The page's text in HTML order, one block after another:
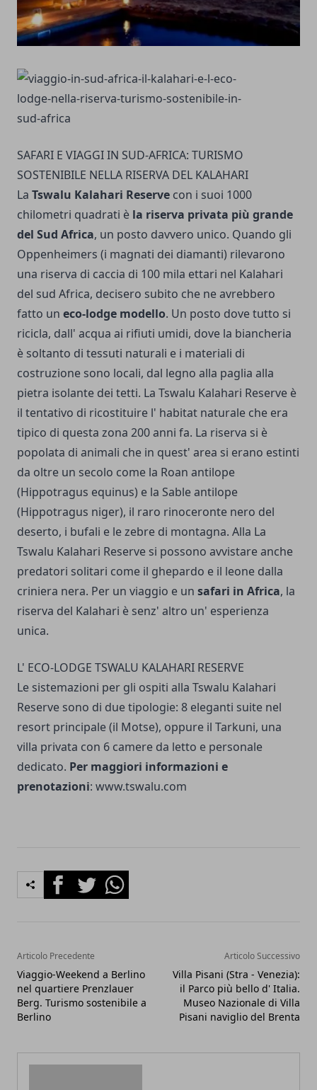
SAFARI E VIAGGI IN SUD-AFRICA: TURISMO
SOSTENIBILE NELLA RISERVA DEL KALAHARI
La Tswalu Kalahari Reserve con i suoi 1000
chilometri quadrati è la riserva privata più grande
del Sud Africa, un posto davvero unico. Quando gli
Oppenheimers (i magnati dei diamanti) rilevarono
una riserva di caccia di 100 mila ettari nel Kalahari
del sud Africa, decisero subito che ne avrebbero
fatto un eco-lodge modello. Un posto dove tutto si
ricicla, dall' acqua ai rifiuti umidi, dove la biancheria
è soltanto di tessuti naturali e i materiali di
costruzione sono locali, dal legno alla paglia alla
pietra isolante dei tetti. La Tswalu Kalahari Reserve è
il tentativo di ricostituire l' habitat naturale che era
tipico di questa zona 200 anni fa. La riserva si è
popolata di animali che in quest' area si erano estinti
da oltre un secolo come la Roan antilope
(Hippotragus equinus) e la Sable antilope
(Hippotragus niger), il raro rinoceronte nero del
deserto, i bufali e le zebre di montagna. Alla La
Tswalu Kalahari Reserve si possono avvistare anche
predatori solitari come il ghepardo e il leone dalla
criniera nera. Per un viaggio e un safari in Africa, la
riserva del Kalahari è senz' altro un' esperienza
unica.
L' ECO-LODGE TSWALU KALAHARI RESERVE
Le sistemazioni per gli ospiti alla Tswalu Kalahari
Reserve sono di due tipologie: 8 eleganti suite nel
resort principale (il Motse), oppure il Tarkuni, una
villa privata con 6 camere da letto e personale
dedicato. Per maggiori informazioni e
prenotazioni: www.tswalu.com
FacebookTwitterWhatsapp
Articolo Precedente
Viaggio-Weekend a Berlino
nel quartiere Prenzlauer
Berg. Turismo sostenibile a
Berlino
Articolo Successivo
Villa Pisani (Stra - Venezia):
il Parco più bello d' Italia.
Museo Nazionale di Villa
Pisani naviglio del Brenta